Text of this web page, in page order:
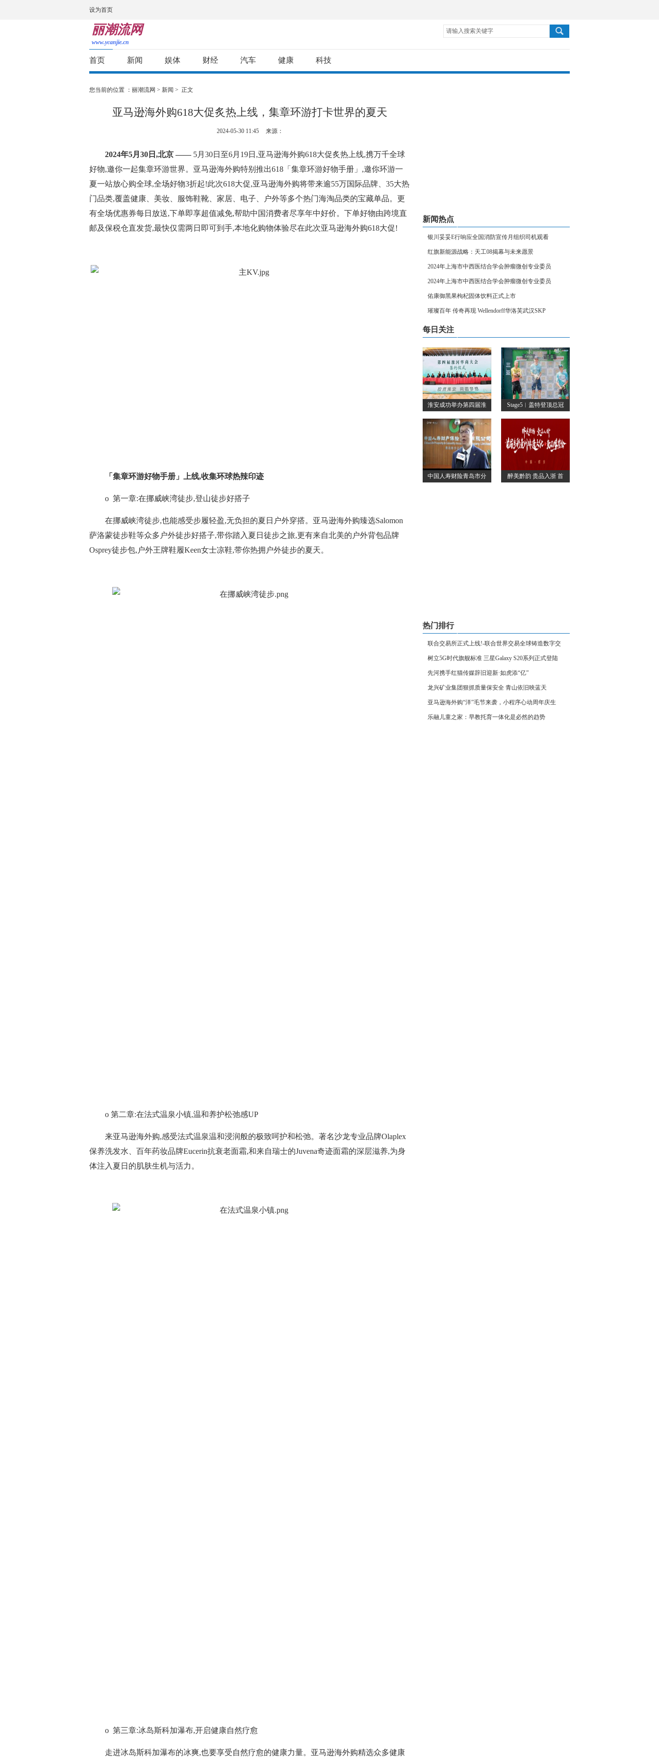
设为首页
丽潮流网
www.ycanjie.cn
请输入搜索关键字
首页 新闻 娱体 财经 汽车 健康 科技
您当前的位置 ： 丽潮流网 > 新闻 > 正文
亚马逊海外购618大促炙热上线，集章环游打卡世界的夏天
2024-05-30 11:45 来源：
2024年5月 30 日,北京 —— 5月30日至6月19日,亚马逊海外购618大促炙热上线,携万千全球
好物,邀你一起集章环游世界。亚马逊海外购特别推出618「集章环游好物手册」,邀你环游一
夏一站放心购全球,全场好物3折起!此次618大促,亚马逊海外购将带来逾55万国际品牌、35大热
门品类,覆盖健康、美妆、服饰鞋靴、家居、电子、户外等多个热门海淘品类的宝藏单品。更
有全场优惠券每日放送,下单即享超值减免,帮助中国消费者尽享年中好价。下单好物由跨境直
邮及保税仓直发货,最快仅需两日即可到手,本地化购物体验尽在此次亚马逊海外购618大促!
「 集章环游好物手册 」 上线,收集环球热辣印迹
o 第一章:在挪威峡湾徒步,登山徒步好搭子
在挪威峡湾徒步,也能感受步履轻盈,无负担的夏日户外穿搭。亚马逊海外购臻选Salomon
萨洛蒙徒步鞋等众多户外徒步好搭子,带你踏入夏日徒步之旅,更有来自北美的户外背包品牌
Osprey徒步包,户外王牌鞋履Keen女士凉鞋,带你热拥户外徒步的夏天。
o 第二章:在法式温泉小镇,温和养护松弛感UP
来亚马逊海外购,感受法式温泉温和浸润般的极致呵护和松弛。著名沙龙专业品牌Olaplex
保养洗发水、百年药妆品牌Eucerin抗衰老面霜,和来自瑞士的Juvena奇迹面霜的深层滋养,为身
体注入夏日的肌肤生机与活力。
o 第三章:冰岛斯科加瀑布,开启健康自然疗愈
走进冰岛斯科加瀑布的冰爽,也要享受自然疗愈的健康力量。亚马逊海外购精选众多健康
新闻热点
银川妥妥E行响应全国消防宣传月组织司机观看
红旗新能源战略：天工08揭幕与未来愿景
2024年上海市中西医结合学会肿瘤微创专业委员
2024年上海市中西医结合学会肿瘤微创专业委员
佑康御黑果枸杞固体饮料正式上市
璀璨百年 传奇再现 Wellendorff华洛芙武汉SKP
每日关注
淮安成功举办第四届淮 Stage5︱盖特登顶总冠
中国人寿财险青岛市分 醉美黔韵 贵品入浙 首
热门排行
联合交易所正式上线!-联合世界交易全球铸造数字交
树立5G时代旗舰标准 三星Galaxy S20系列正式登陆
先河携手红猫传媒辞旧迎新·如虎添“亿”
龙兴矿业集团狠抓质量保安全 青山依旧映蓝天
亚马逊海外购“洋”毛节来袭，小程序心动周年庆生
乐融儿童之家：早教托育一体化是必然的趋势